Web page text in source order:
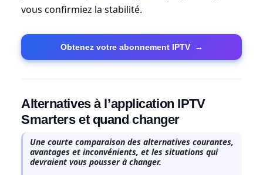
vous confirmiez la stabilité.
Obtenez votre abonnement IPTV →
Alternatives à l’application IPTV
Smarters et quand changer
Une courte comparaison des alternatives courantes,
avantages et inconvénients, et les situations qui
devraient vous pousser à changer.